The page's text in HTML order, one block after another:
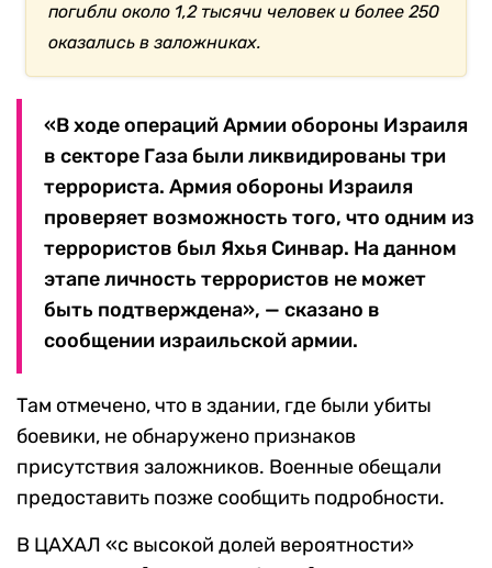
погибли около 1,2 тысячи человек и более 250
оказались в заложниках.
«В ходе операций Армии обороны Израиля
в секторе Газа были ликвидированы три
террориста. Армия обороны Израиля
проверяет возможность того, что одним из
террористов был Яхья Синвар. На данном
этапе личность террористов не может
быть подтверждена», — сказано в
сообщении израильской армии.
Там отмечено, что в здании, где были убиты
боевики, не обнаружено признаков
присутствия заложников. Военные обещали
предоставить позже сообщить подробности.
В ЦАХАЛ «с высокой долей вероятности»